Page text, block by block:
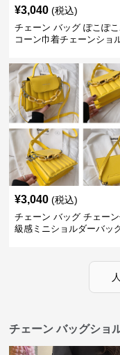
¥3,040 (税込)
チェーン バッグ ぽこぽ
コーン巾着チェーンショ
¥3,040 (税込)
チェーン バッグ チェー
級感ミニショルダーバッ
チェーン バッグショ